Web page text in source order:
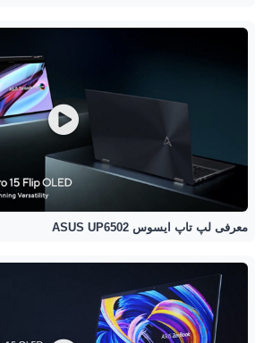
معرفی لپ تاپ ایسوس ASUS UP6502